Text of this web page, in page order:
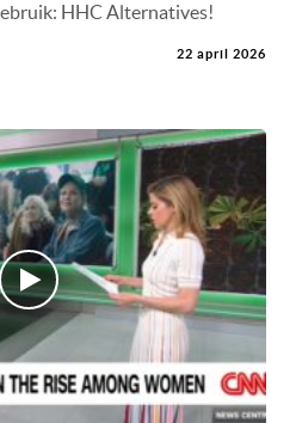
HHC Alternatives!
22 april 2026